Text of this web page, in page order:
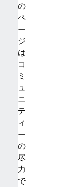
の
ペ
ー
ジ
は
コ
ミ
ュ
ニ
テ
ィ
ー
の
尽
力
で